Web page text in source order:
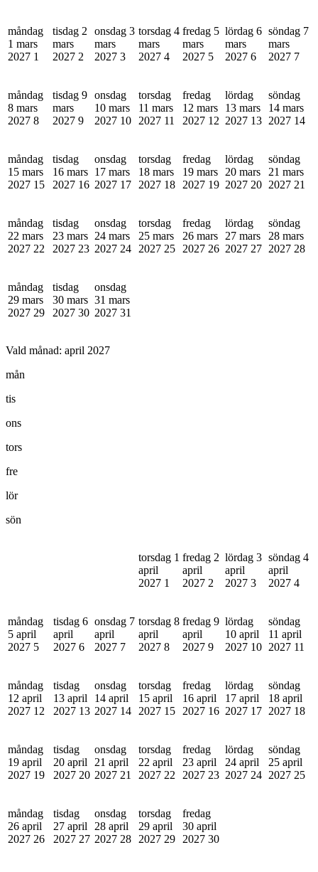
måndag
1 mars
2027 1
tisdag 2
mars
2027 2
onsdag 3
mars
2027 3
torsdag 4
mars
2027 4
fredag 5
mars
2027 5
lördag 6
mars
2027 6
söndag 7
mars
2027 7
måndag
8 mars
2027 8
tisdag 9
mars
2027 9
onsdag
10 mars
2027 10
torsdag
11 mars
2027 11
fredag
12 mars
2027 12
lördag
13 mars
2027 13
söndag
14 mars
2027 14
måndag
15 mars
2027 15
tisdag
16 mars
2027 16
onsdag
17 mars
2027 17
torsdag
18 mars
2027 18
fredag
19 mars
2027 19
lördag
20 mars
2027 20
söndag
21 mars
2027 21
måndag
22 mars
2027 22
tisdag
23 mars
2027 23
onsdag
24 mars
2027 24
torsdag
25 mars
2027 25
fredag
26 mars
2027 26
lördag
27 mars
2027 27
söndag
28 mars
2027 28
måndag
29 mars
2027 29
tisdag
30 mars
2027 30
onsdag
31 mars
2027 31
Vald månad: april 2027
mån
tis
ons
tors
fre
lör
sön
torsdag 1
april
2027 1
fredag 2
april
2027 2
lördag 3
april
2027 3
söndag 4
april
2027 4
måndag
5 april
2027 5
tisdag 6
april
2027 6
onsdag 7
april
2027 7
torsdag 8
april
2027 8
fredag 9
april
2027 9
lördag
10 april
2027 10
söndag
11 april
2027 11
måndag
12 april
2027 12
tisdag
13 april
2027 13
onsdag
14 april
2027 14
torsdag
15 april
2027 15
fredag
16 april
2027 16
lördag
17 april
2027 17
söndag
18 april
2027 18
måndag
19 april
2027 19
tisdag
20 april
2027 20
onsdag
21 april
2027 21
torsdag
22 april
2027 22
fredag
23 april
2027 23
lördag
24 april
2027 24
söndag
25 april
2027 25
måndag
26 april
2027 26
tisdag
27 april
2027 27
onsdag
28 april
2027 28
torsdag
29 april
2027 29
fredag
30 april
2027 30